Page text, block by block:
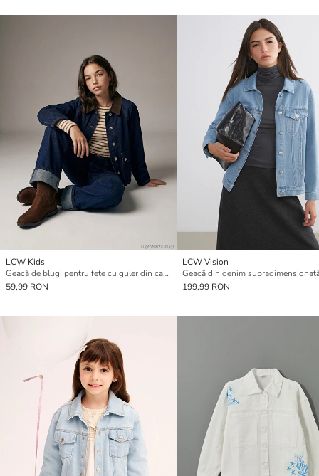
LCW Kids
Geacă de blugi pentru fete cu guler din catifea reiată
59,99 RON
LCW Vision
199,99 RON